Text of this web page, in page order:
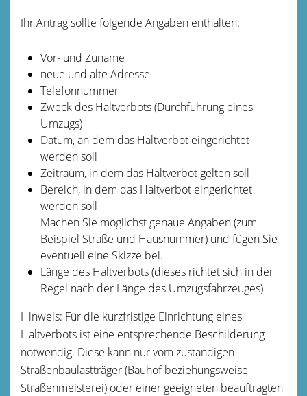
Ihr Antrag sollte folgende Angaben enthalten:
Vor- und Zuname
neue und alte Adresse
Telefonnummer
Zweck des Haltverbots (Durchführung eines
Umzugs)
Datum, an dem das Haltverbot eingerichtet
werden soll
Zeitraum, in dem das Haltverbot gelten soll
Bereich, in dem das Haltverbot eingerichtet
werden soll
Machen Sie möglichst genaue Angaben (zum
Beispiel Straße und Hausnummer) und fügen Sie
eventuell eine Skizze bei.
Länge des Haltverbots (dieses richtet sich in der
Regel nach der Länge des Umzugsfahrzeuges)
Hinweis: Für die kurzfristige Einrichtung eines
Haltverbots ist eine entsprechende Beschilderung
notwendig. Diese kann nur vom zuständigen
Straßenbaulastträger (Bauhof beziehungsweise
Straßenmeisterei) oder einer geeigneten beauftragten